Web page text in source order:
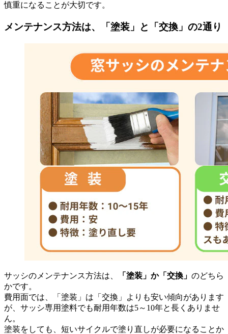
慎重になることが大切です。
メンテナンス方法は、「塗装」と「交換」の2通り
サッシのメンテナンス方法は、 「塗装」か「交換」 のどちら
かです。
費用面では、「塗装」は「交換」よりも安い傾向があります
が、サッシ専用塗料でも耐用年数は5～10年と長くありませ
ん。
塗装をしても、短いサイクルで塗り直しが必要になることか